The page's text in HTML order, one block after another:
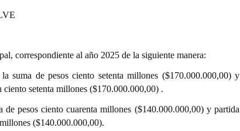
correspondiente al año 2025 de la siguiente manera:
suma de pesos ciento setenta millones ($170.000.000,00) y
ciento setenta millones ($170.000.000,00) .
de pesos ciento cuarenta millones ($140.000.000,00) y partida
($140.000.000,00).